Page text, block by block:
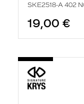
SKE2518-A 402
19,00 €